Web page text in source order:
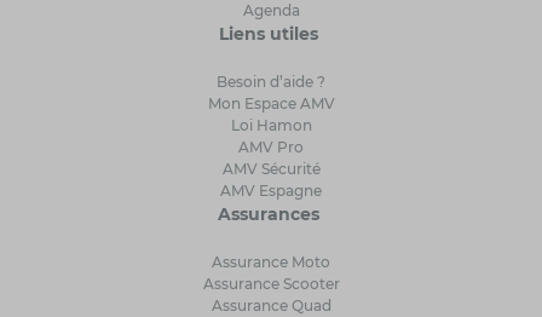
Agenda
Liens utiles
Besoin d’aide ?
Mon Espace AMV
Loi Hamon
AMV Pro
AMV Sécurité
AMV Espagne
Assurances
Assurance Moto
Assurance Scooter
Assurance Quad